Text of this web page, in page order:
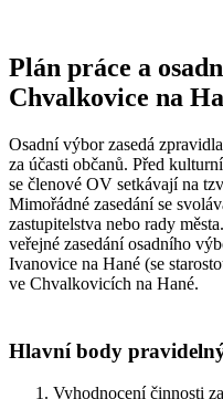
Plán práce a
Chvalkovice na
Osadní výbor zasedá
za účasti občanů. Před
se členové OV setkávají na
Mimořádné zasedání se
zastupitelstva nebo rady
veřejné zasedání osadního
Ivanovice na Hané (se
ve Chvalkovicích na Hané.
Hlavní body
Vyhodnocení činnosti